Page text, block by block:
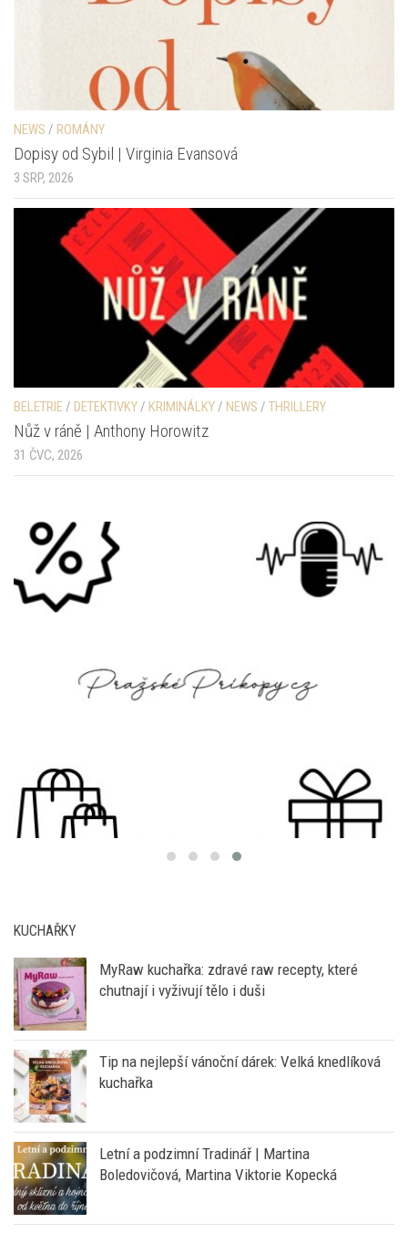
NEWS / ROMÁNY
Dopisy od Sybil | Virginia Evansová
3 SRP, 2026
BELETRIE/ DETEKTIVKY/ KRIMINÁLKY/ NEWS / THRILLERY
Nůž v ráně | Anthony Horowitz
31 ČVC, 2026
KUCHAŘKY
MyRaw kuchařka: zdravé raw recepty, které
chutnají i vyživují tělo i duši
Tip na nejlepší vánoční dárek: Velká knedlíková
kuchařka
Letní a podzimní Tradinář | Martina
Boledovičová, Martina Viktorie Kopecká